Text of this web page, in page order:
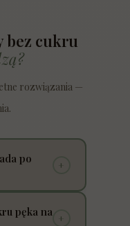
bez cukru
rozwiązania —
po
+
wilgoć i brak
pęka na
+